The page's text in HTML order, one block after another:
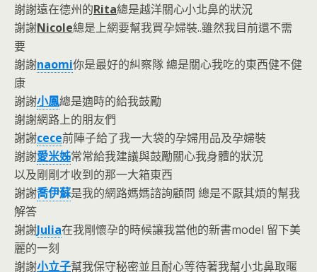
謝謝遠在德州的Rita總是越洋關心小北鼻的狀況
謝謝Nicole總是上網要幫我買孕婦裝..雖然我目前還不需
要
謝謝naomi你是最好的糾察隊 總是關心我吃的東西健不健
康
謝謝小鳳總是適時的給我鼓勵
謝謝網路上的朋友們
謝謝cece前陣子給了我一大袋的孕婦用品及孕婦裝
謝謝愛米姊常常給我建議與鼓勵關心我身體的狀況
以及剛剛才收到的那一大箱東西
謝謝喬伊蘇是我的網路媽媽諮詢顧問 總是不厭其煩的幫我
解答
謝謝Julia在我剛懷孕的時候讓我當他的新書model 留下美
麗的一刻
謝謝小立子幫我保守秘密並且耐心等待著我幫小北鼻取暱